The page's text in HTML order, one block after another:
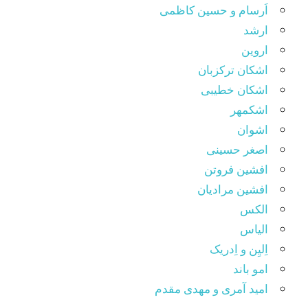
اَرسام و حسین کاظمی
ارشد
اروین
اشکان ترکزبان
اشکان خطیبی
اشکمهر
اشوان
اصغر حسینی
افشین فروتن
افشین مرادیان
الکس
الیاس
اِلیِن و اِدریک
امو باند
امید آمری و مهدی مقدم